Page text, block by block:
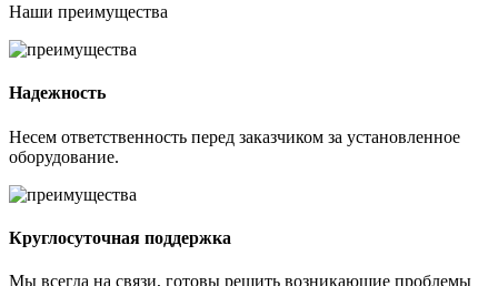
Наши преимущества
Надежность
Несем ответственность перед заказчиком за установленное
оборудование.
Круглосуточная поддержка
Мы всегда на связи, готовы решить возникающие проблемы